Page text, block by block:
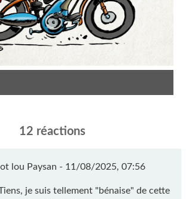
12 réactions
lou Paysan - 11/08/2025, 07:56
je suis tellement "bénaise" de cette